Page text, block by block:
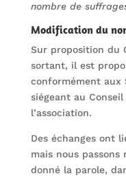
nombre de
Modification du
Sur proposition du
sortant, il est
conformément aux
siégeant au
l’association.
Des échanges ont
mais nous
donné la parole,